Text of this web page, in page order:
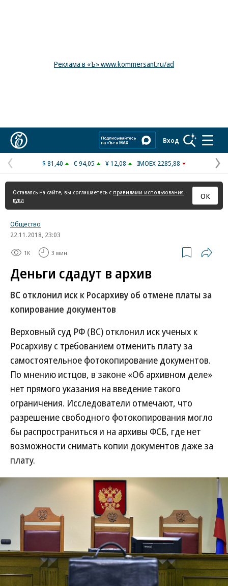
Реклама в «Ъ» www.kommersant.ru/ad
Вход
Предыдущая
страница
$ 81,40 € 94,05 ¥ 12,08 IMOEX 2285,88
Оставаясь на сайте, вы соглашаетесь с правилами использования
куки
ОК
Общество
22.11.2018, 23:03
1K 3 мин.
Деньги сдадут в архив
ВС отклонил иск к Росархиву об отмене платы за
копирование документов
Верховный суд РФ (ВС) отклонил иск ученых к
Росархиву с требованием отменить плату за
самостоятельное фотокопирование документов.
По мнению истцов, в законе «Об архивном деле»
нет прямого указания на введение такого
ограничения. Исследователи отмечают, что
разрешение свободного фотокопирования могло
бы распространиться и на архивы ФСБ, где нет
возможности снимать копии документов даже за
плату.